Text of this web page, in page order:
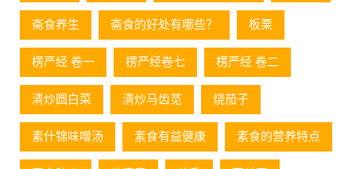
斋食养生 斋食的好处有哪些？ 板栗
楞严经 卷一 楞严经卷七 楞严经 卷二
清炒圆白菜 清炒马齿苋 烧茄子
素什锦味噌汤 素食有益健康 素食的营养特点